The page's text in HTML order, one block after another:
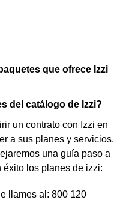
que ofrece Izzi
del catálogo de Izzi?
un contrato con Izzi en
a sus planes y servicios.
una guía paso a
éxito los planes de izzi:
llames al: 800 120